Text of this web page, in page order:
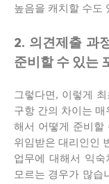
높음을 캐치할 수도
2. 의견제출 과
준비할 수 있는
그렇다면, 이렇게
구항 간의 차이는
해서 어떻게 준비할
위임받은 대리인인
업무에 대해서 익
모르는 경우가 많습